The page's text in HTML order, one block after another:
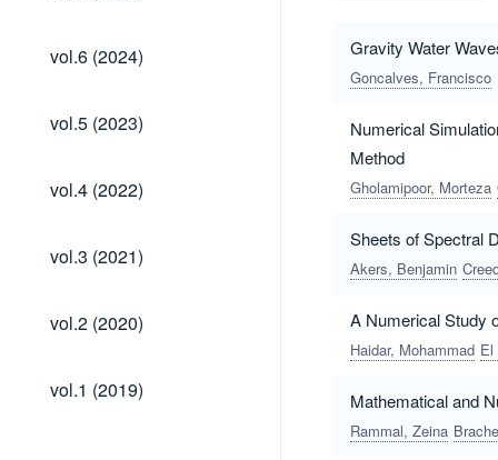
vol.6
(2024)
vol.6 (2024)
vol.5
(2023)
vol.5 (2023)
vol.4
(2022)
vol.4 (2022)
vol.3
(2021)
vol.3 (2021)
vol.2
(2020)
vol.2 (2020)
vol.1
(2019)
vol.1 (2019)
Gravity Water
Goncalves, Francisco
Numerical
Method
Gholamipoor, Morteza
Sheets of Spectral
Akers, Benjamin
A Numerical Study
Haidar, Mohammad El
Mathematical and
Rammal, Zeina